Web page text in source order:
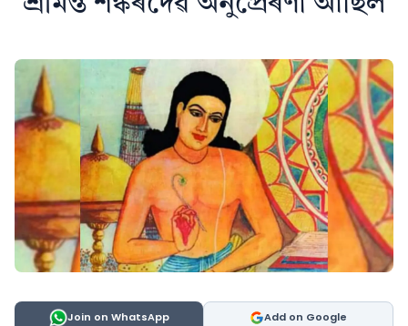
Join on WhatsApp Add on Google